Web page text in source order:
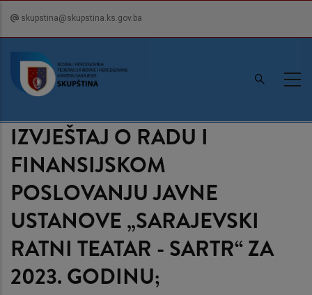
content
skupstina@skupstina.ks.gov.ba
IZVJEŠTAJ O RADU I
FINANSIJSKOM
POSLOVANJU JAVNE
USTANOVE „SARAJEVSKI
RATNI TEATAR - SARTR“ ZA
2023. GODINU;